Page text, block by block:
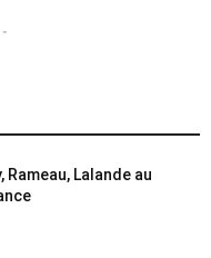
-
Rameau, Lalande au